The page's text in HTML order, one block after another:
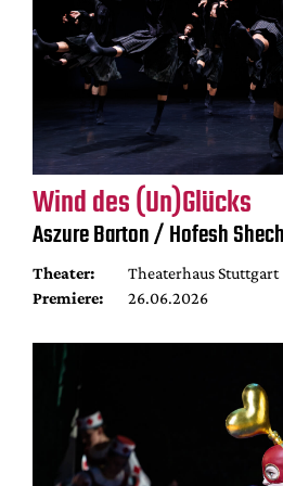
Wind des (Un)Glücks
Aszure Barton / Hofesh
Theater:
Theaterhaus Stuttgart
Premiere:
26.06.2026